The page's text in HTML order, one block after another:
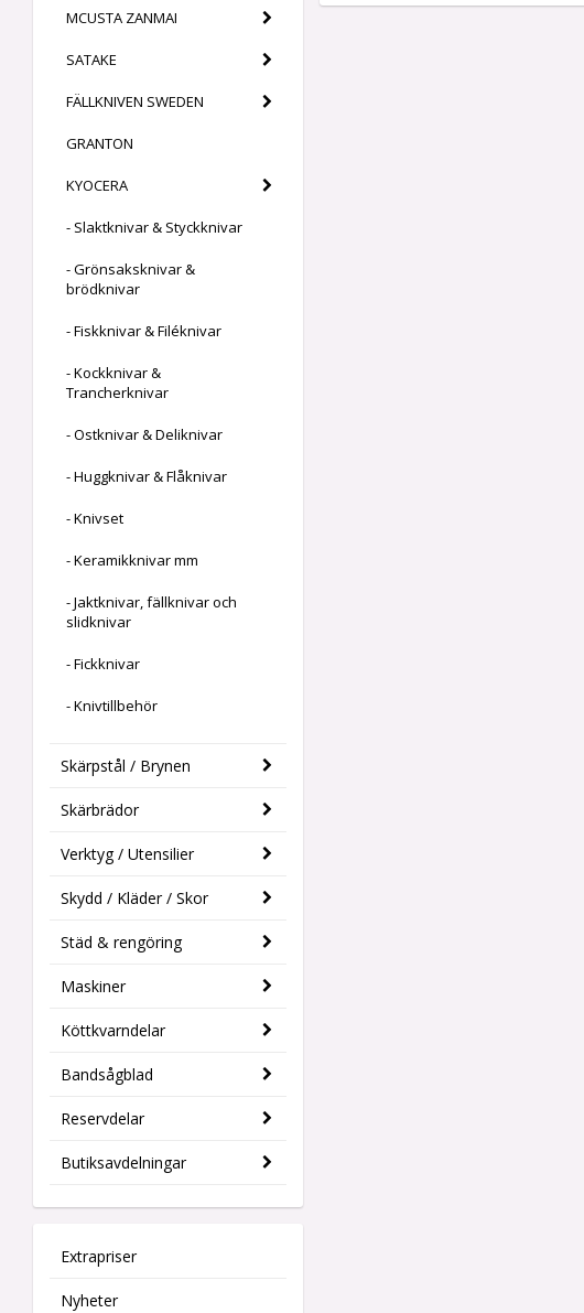
MCUSTA ZANMAI
SATAKE
FÄLLKNIVEN SWEDEN
GRANTON
KYOCERA
- Slaktknivar & Styckknivar
- Grönsaksknivar &
brödknivar
- Fiskknivar & Filéknivar
- Kockknivar &
Trancherknivar
- Ostknivar & Deliknivar
- Huggknivar & Flåknivar
- Knivset
- Keramikknivar mm
- Jaktknivar, fällknivar och
slidknivar
- Fickknivar
- Knivtillbehör
Skärpstål / Brynen
Skärbrädor
Verktyg / Utensilier
Skydd / Kläder / Skor
Städ & rengöring
Maskiner
Köttkvarndelar
Bandsågblad
Reservdelar
Butiksavdelningar
Extrapriser
Nyheter